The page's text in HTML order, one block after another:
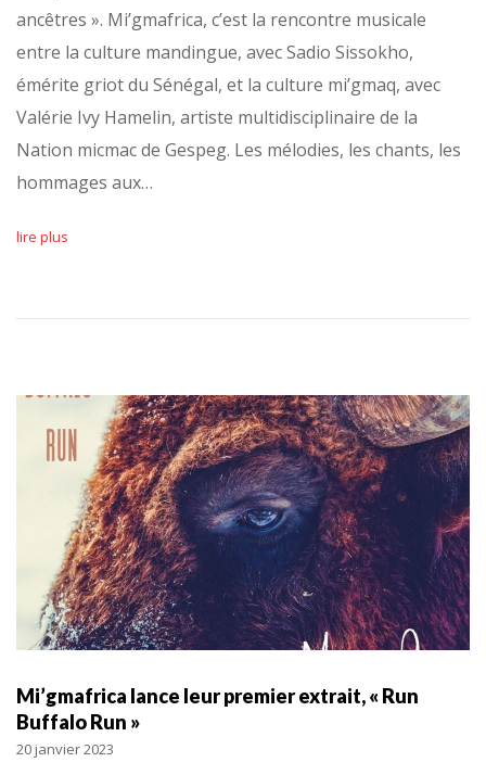
ancêtres ». Mi’gmafrica, c’est la rencontre musicale
entre la culture mandingue, avec Sadio Sissokho,
émérite griot du Sénégal, et la culture mi’gmaq, avec
Valérie Ivy Hamelin, artiste multidisciplinaire de la
Nation micmac de Gespeg. Les mélodies, les chants, les
hommages aux…
lire plus
Mi’gmafrica lance leur premier extrait, « Run
Buffalo Run »
20 janvier 2023